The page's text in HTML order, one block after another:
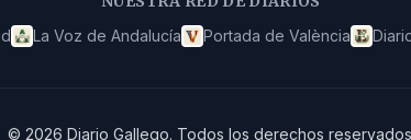
La Voz de Andalucía Portada de València
© 2026 Diario Gallego. Todos los derechos